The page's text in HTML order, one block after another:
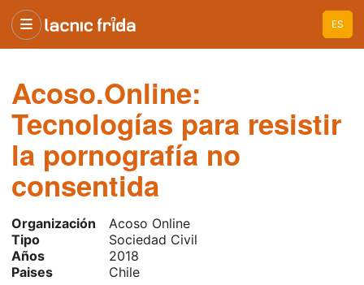
ES
Acoso.Online:
Tecnologías para resistir
la pornografía no
consentida
Organización
Acoso Online
Tipo
Sociedad Civil
Años
2018
Paises
Chile